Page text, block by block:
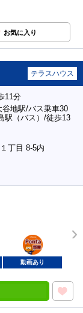
お気に入り
テラスハウス
11分
地駅/バス乗車30
駅（バス）/徒歩13
丁目 8-5内
ポンタ
部屋
動画あり